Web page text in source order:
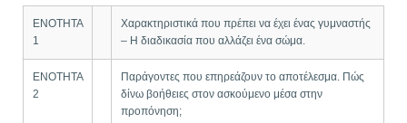
ΕΝΟΤΗΤΑ
1
Χαρακτηριστικά που πρέπει να έχει ένας γυμναστής
– Η διαδικασία που αλλάζει ένα σώμα.
ΕΝΟΤΗΤΑ
2
Παράγοντες που επηρεάζουν το αποτέλεσμα. Πώς
δίνω βοήθειες στον ασκούμενο μέσα στην
προπόνηση;